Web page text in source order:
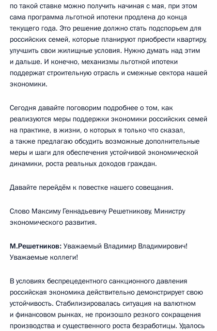
по такой ставке можно получить начиная с мая, при этом
сама программа льготной ипотеки продлена до конца
текущего года. Это решение должно стать подспорьем для
российских семей, которые планируют приобрести квартиру,
улучшить свои жилищные условия. Нужно думать над этим
и дальше. И конечно, механизмы льготной ипотеки
поддержат строительную отрасль и смежные сектора нашей
экономики.
Сегодня давайте поговорим подробнее о том, как
реализуются меры поддержки экономики российских семей
на практике, в жизни, о которых я только что сказал,
а также предлагаю обсудить возможные дополнительные
меры и шаги для обеспечения устойчивой экономической
динамики, роста реальных доходов граждан.
Давайте перейдём к повестке нашего совещания.
Слово Максиму Геннадьевичу Решетникову, Министру
экономического развития.
М.Решетников: Уважаемый Владимир Владимирович!
Уважаемые коллеги!
В условиях беспрецедентного санкционного давления
российская экономика действительно демонстрирует свою
устойчивость. Стабилизировалась ситуация на валютном
и финансовом рынках, не произошло резкого сокращения
производства и существенного роста безработицы. Удалось